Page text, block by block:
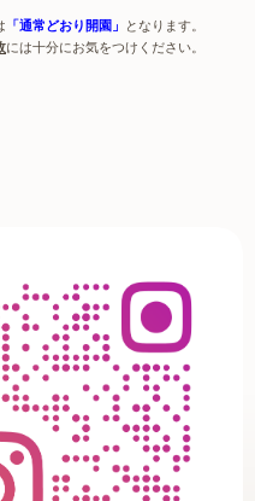
「通常どおり開園」
となります。
には十分にお気をつけください。